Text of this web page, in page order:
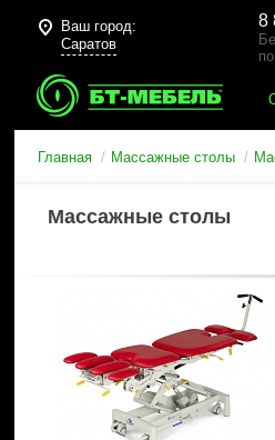
Ваш город:
Саратов
8
Главная Массажные столы
Массажные столы